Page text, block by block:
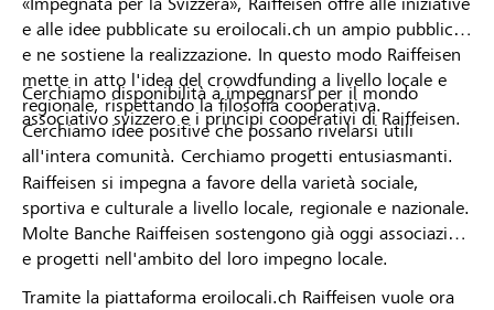
e alle idee pubblicate su eroilocali.ch un ampio pubblico
e ne sostiene la realizzazione. In questo modo Raiffeisen
mette in atto l'idea del crowdfunding a livello locale e
regionale, rispettando la filosofia cooperativa.
Cerchiamo idee positive che possano rivelarsi utili
all'intera comunità. Cerchiamo progetti entusiasmanti.
Cerchiamo disponibilità a impegnarsi per il mondo
associativo svizzero e i principi cooperativi di Raiffeisen.
Raiffeisen si impegna a favore della varietà sociale,
sportiva e culturale a livello locale, regionale e nazionale.
Molte Banche Raiffeisen sostengono già oggi associazioni
e progetti nell'ambito del loro impegno locale.
Tramite la piattaforma eroilocali.ch Raiffeisen vuole ora